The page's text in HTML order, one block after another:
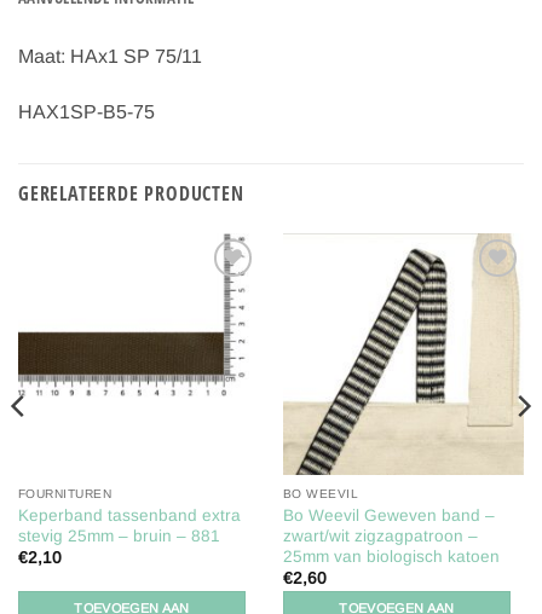
Maat: HAx1 SP 75/11
HAX1SP-B5-75
GERELATEERDE PRODUCTEN
Toevoegen
aan
verlanglijst
FOURNITUREN
Keperband tassenband extra
stevig 25mm – bruin – 881
€2,10
TOEVOEGEN AAN
Toevoegen
verlanglijst
BO WEEVIL
Bo Weevil Geweven band –
zwart/wit zigzagpatroon –
25mm van biologisch katoen
€2,60
TOEVOEGEN AAN